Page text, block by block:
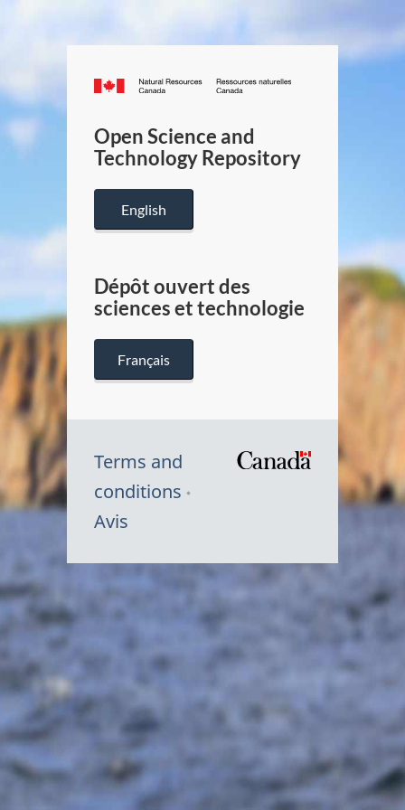
Canada.ca
/
Canada
Open Science and
Technology Repository
English
Dépôt ouvert des
sciences et technologie
Français
Terms and
conditions
Avis
Symbole
Canada